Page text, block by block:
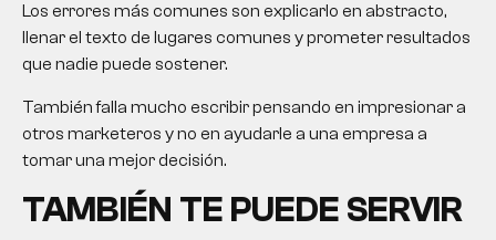
Los errores más comunes son explicarlo en abstracto,
llenar el texto de lugares comunes y prometer resultados
que nadie puede sostener.
También falla mucho escribir pensando en impresionar a
otros marketeros y no en ayudarle a una empresa a
tomar una mejor decisión.
TAMBIÉN TE PUEDE SERVIR